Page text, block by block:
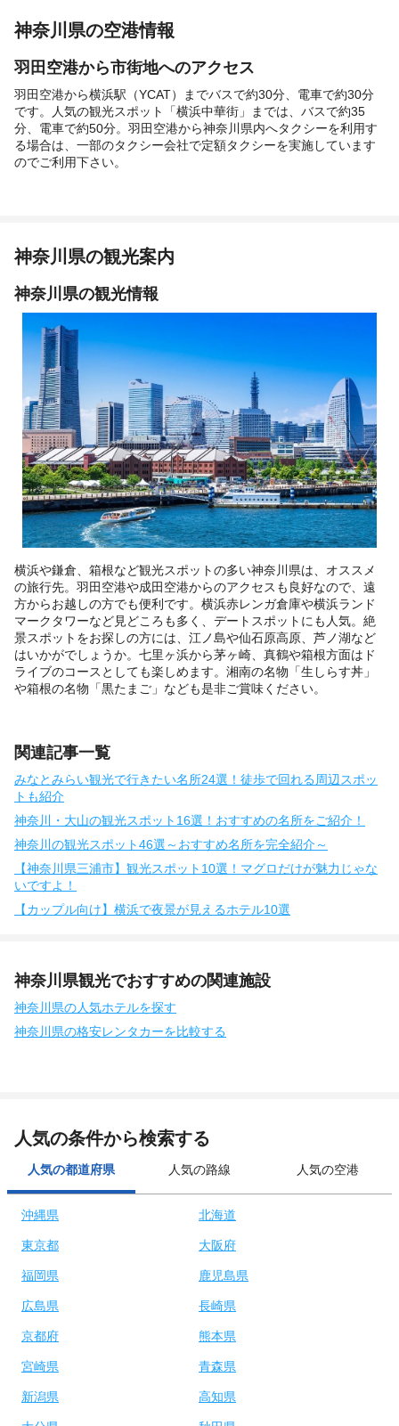
神奈川県の空港情報
羽田空港から市街地へのアクセス
羽田空港から横浜駅（YCAT）までバスで約30分、電車で約30分
です。人気の観光スポット「横浜中華街」までは、バスで約35
分、電車で約50分。羽田空港から神奈川県内へタクシーを利用す
る場合は、一部のタクシー会社で定額タクシーを実施しています
のでご利用下さい。
神奈川県の観光案内
神奈川県の観光情報
横浜や鎌倉、箱根など観光スポットの多い神奈川県は、オススメ
の旅行先。羽田空港や成田空港からのアクセスも良好なので、遠
方からお越しの方でも便利です。横浜赤レンガ倉庫や横浜ランド
マークタワーなど見どころも多く、デートスポットにも人気。絶
景スポットをお探しの方には、江ノ島や仙石原高原、芦ノ湖など
はいかがでしょうか。七里ヶ浜から茅ヶ崎、真鶴や箱根方面はド
ライブのコースとしても楽しめます。湘南の名物「生しらす丼」
や箱根の名物「黒たまご」なども是非ご賞味ください。
関連記事一覧
みなとみらい観光で行きたい名所24選！徒歩で回れる周辺スポッ
トも紹介
神奈川・大山の観光スポット16選！おすすめの名所をご紹介！
神奈川の観光スポット46選～おすすめ名所を完全紹介～
【神奈川県三浦市】観光スポット10選！マグロだけが魅力じゃな
いですよ！
【カップル向け】横浜で夜景が見えるホテル10選
神奈川県観光でおすすめの関連施設
神奈川県の人気ホテルを探す
神奈川県の格安レンタカーを比較する
人気の条件から検索する
人気の都道府県 人気の路線 人気の空港
沖縄県 北海道
東京都 大阪府
福岡県 鹿児島県
広島県 長崎県
京都府 熊本県
宮崎県 青森県
新潟県 高知県